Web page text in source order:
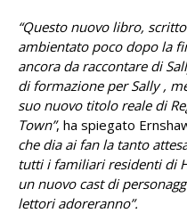
“Questo nuovo libro,
ambientato poco dopo la
ancora da raccontare di
di formazione per Sally ,
suo nuovo titolo reale di
Town”, ha spiegato
che dia ai fan la tanto
tutti i familiari residenti di
un nuovo cast di
lettori adoreranno”.